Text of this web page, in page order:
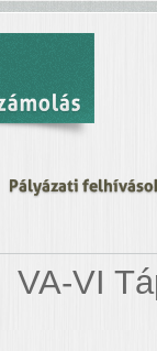
Pályázati
VA-VI